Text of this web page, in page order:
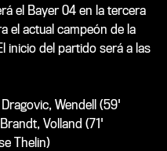
el Bayer 04 en la tercera
el actual campeón de la
inicio del partido será a las
Wendell (59'
Volland (71'
Thelin)